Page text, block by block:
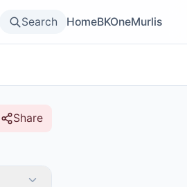
Search HomeBKOneMurlis
Share